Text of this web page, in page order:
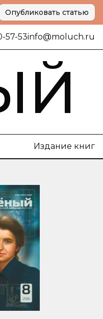
Опубликовать статью
57-53info@moluch.ru
Издание книг